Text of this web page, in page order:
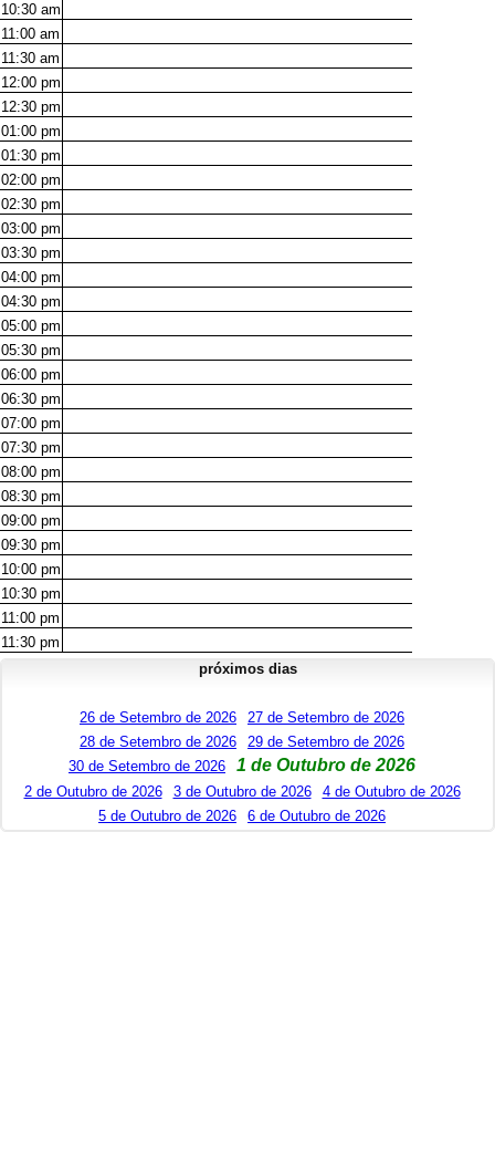
10:30 am
11:00 am
11:30 am
12:00 pm
12:30 pm
01:00 pm
01:30 pm
02:00 pm
02:30 pm
03:00 pm
03:30 pm
04:00 pm
04:30 pm
05:00 pm
05:30 pm
06:00 pm
06:30 pm
07:00 pm
07:30 pm
08:00 pm
08:30 pm
09:00 pm
09:30 pm
10:00 pm
10:30 pm
11:00 pm
11:30 pm
próximos dias
26 de Setembro de 2026
27 de Setembro de 2026
28 de Setembro de 2026
29 de Setembro de 2026
30 de Setembro de 2026
1 de Outubro de 2026
2 de Outubro de 2026 3 de Outubro de 2026
4 de Outubro de 2026
5 de Outubro de 2026
6 de Outubro de 2026